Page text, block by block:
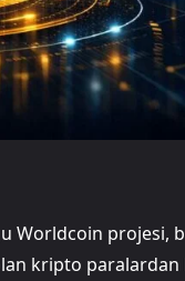
Worldcoin projesi,
kripto